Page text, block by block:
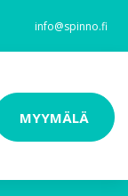
info@spinno.fi
MYYMÄLÄ